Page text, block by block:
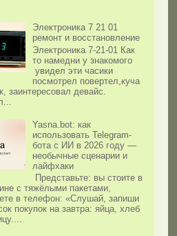
Электроника 7 21 01
ремонт и восстановление
Электроника 7-21-01 Как
то намедни у знакомого
увидел эти часики
посмотрел повертел,куча
заинтересовал девайс.
Yasna.bot: как
использовать Telegram-
бота с ИИ в 2026 году —
необычные сценарии и
лайфхаки
Представьте: вы стоите в
с тяжёлыми пакетами,
в телефон: «Слушай, запиши
покупок на завтра: яйца, хлеб